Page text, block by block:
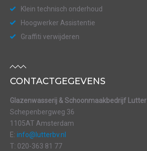
Klein technisch onderhoud
Hoogwerker Assistentie
Graffiti verwijderen
CONTACTGEGEVENS
Glazenwasserij & Schoonmaakbedrijf Lutter
Schepenbergweg 36
1105AT Amsterdam
E: info@lutterbv.nl
T: 020-363 81 77